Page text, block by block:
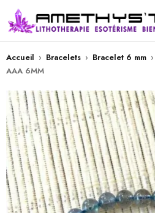
Accueil › Bracelets › Bracelet 6 mm ›
AAA 6MM